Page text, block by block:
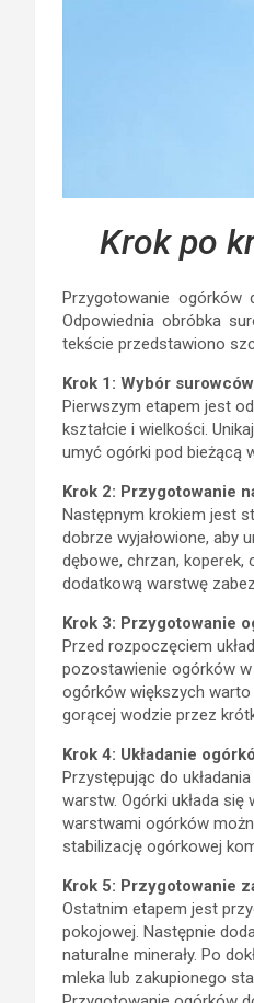
Krok po
Przygotowanie ogórków
Odpowiednia obróbka
tekście przedstawiono
Krok 1: Wybór surowców
Pierwszym etapem jest
kształcie i wielkości.
umyć ogórki pod bieżącą
Krok 2: Przygotowanie
Następnym krokiem jest
dobrze wyjałowione, aby
dębowe, chrzan, koperek,
dodatkową warstwę
Krok 3: Przygotowanie
Przed rozpoczęciem
pozostawienie ogórków w
ogórków większych
gorącej wodzie przez
Krok 4: Układanie
Przystępując do
warstw. Ogórki układa
warstwami ogórków
stabilizację ogórkowej
Krok 5: Przygotowanie
Ostatnim etapem jest
pokojowej. Następnie
naturalne minerały. Po
mleka lub zakupionego